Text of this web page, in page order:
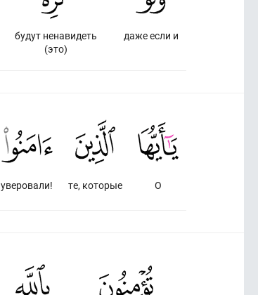
даже если и
будут ненавидеть
(это)
О
те, которые
уверовали!